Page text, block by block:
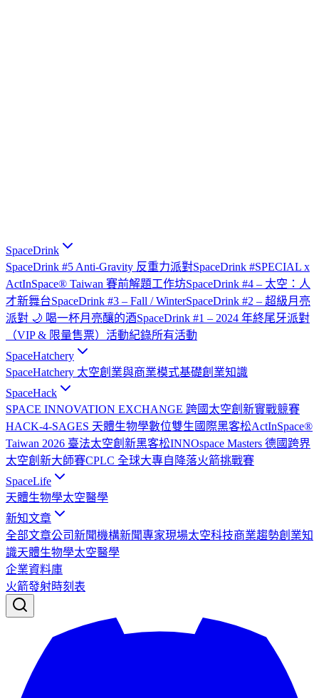
SpaceDrink
SpaceDrink #5 Anti-Gravity 反重力派對SpaceDrink #SPECIAL x
ActInSpace® Taiwan 賽前解題工作坊SpaceDrink #4 – 太空：人
才新舞台SpaceDrink #3 – Fall / WinterSpaceDrink #2 – 超級月亮
派對 🌙 喝一杯月亮釀的酒SpaceDrink #1 – 2024 年終尾牙派對
（VIP & 限量售票） 活動紀錄所有活動
SpaceHatchery
SpaceHatchery 太空創業與商業模式基礎創業知識
SpaceHack
SPACE INNOVATION EXCHANGE 跨國太空創新實戰競賽
HACK-4-SAGES 天體生物學數位雙生國際黑客松ActInSpace®
Taiwan 2026 臺法太空創新黑客松INNOspace Masters 德國跨界
太空創新大師賽CPLC 全球大專自降落火箭挑戰賽
SpaceLife
天體生物學太空醫學
新知文章
全部文章公司新聞機構新聞專家現場太空科技商業趨勢創業知
識天體生物學太空醫學
企業資料庫
火箭發射時刻表